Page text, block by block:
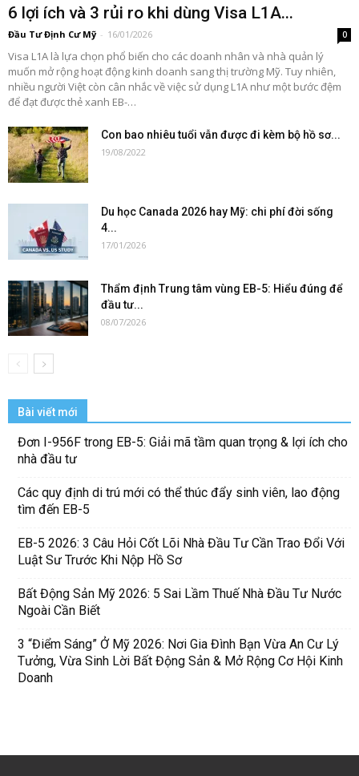
6 lợi ích và 3 rủi ro khi dùng Visa L1A...
Đầu Tư Định Cư Mỹ - 16/01/2026 0
Visa L1A là lựa chọn phổ biến cho các doanh nhân và nhà quản lý
muốn mở rộng hoạt động kinh doanh sang thị trường Mỹ. Tuy nhiên,
nhiều người Việt còn cân nhắc về việc sử dụng L1A như một bước đệm
để đạt được thẻ xanh EB-…
Con bao nhiêu tuổi vẫn được đi kèm bộ hồ sơ...
19/08/2022
Du học Canada 2026 hay Mỹ: chi phí đời sống
4...
17/01/2026
Thẩm định Trung tâm vùng EB-5: Hiểu đúng để
đầu tư...
08/07/2026
Bài viết mới
Đơn I-956F trong EB-5: Giải mã tầm quan trọng & lợi ích cho
nhà đầu tư
Các quy định di trú mới có thể thúc đẩy sinh viên, lao động
tìm đến EB-5
EB-5 2026: 3 Câu Hỏi Cốt Lõi Nhà Đầu Tư Cần Trao Đổi Với
Luật Sư Trước Khi Nộp Hồ Sơ
Bất Động Sản Mỹ 2026: 5 Sai Lầm Thuế Nhà Đầu Tư Nước
Ngoài Cần Biết
3 “Điểm Sáng” Ở Mỹ 2026: Nơi Gia Đình Bạn Vừa An Cư Lý
Tưởng, Vừa Sinh Lời Bất Động Sản & Mở Rộng Cơ Hội Kinh
Doanh